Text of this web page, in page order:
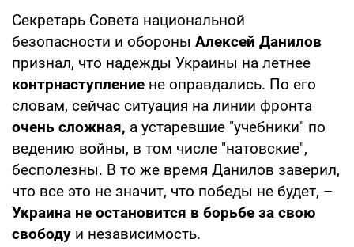
Секретарь Совета национальной
безопасности и обороны Алексей Данилов
признал, что надежды Украины на летнее
контрнаступление не оправдались. По его
словам, сейчас ситуация на линии фронта
очень сложная, а устаревшие "учебники" по
ведению войны, в том числе "натовские",
бесполезны. В то же время Данилов заверил,
что все это не значит, что победы не будет, –
Украина не остановится в борьбе за свою
свободу и независимость.